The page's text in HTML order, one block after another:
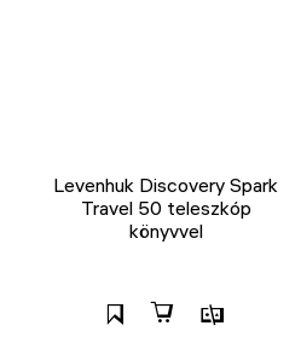
Levenhuk Discovery Spark
Travel 50 teleszkóp
könyvvel